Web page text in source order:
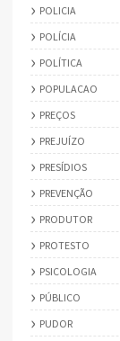
POLICIA
POLÍCIA
POLÍTICA
POPULACAO
PREÇOS
PREJUÍZO
PRESÍDIOS
PREVENÇÃO
PRODUTOR
PROTESTO
PSICOLOGIA
PÚBLICO
PUDOR